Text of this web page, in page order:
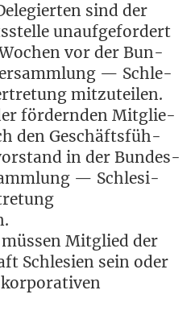
sind der
unauf­ge­for­dert
vor der Bun­
— Schle­
mitzuteilen.
för­dern­den Mit­glie­
den Geschäfts­füh­
in der Bun­des­
— Schle­si­
Mit­glied der
Schle­si­en sein oder